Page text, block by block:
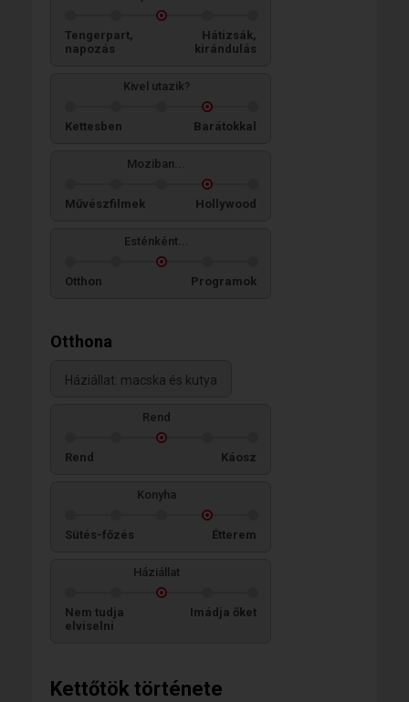
Kettőtök története
Tengerpart,
napozás
Hátizsák,
kirándulás
Kivel utazik?
Kettesben Barátokkal
Moziban...
Művészfilmek Hollywood
Esténként...
Otthon Programok
Otthona
Háziállat: macska és kutya
Rend
Rend Káosz
Konyha
Sütés-főzés Étterem
Háziállat
Nem tudja
elviselni
Imádja őket